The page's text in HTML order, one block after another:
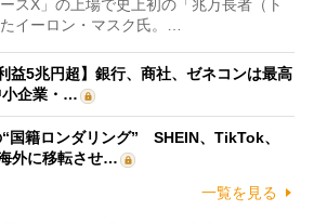
スX」の上場で史上初の「兆万長者（ト
イーロン・マスク氏。…
益5兆円超】銀行、商社、ゼネコンは最高
小企業・…
国籍ロンダリング” SHEIN、TikTok、
外に移転させ…
一覧を見る